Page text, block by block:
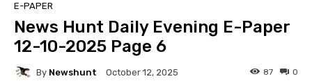
E-PAPER
News Hunt Daily Evening E-Paper
12-10-2025 Page 6
By Newshunt October 12, 2025 0
87